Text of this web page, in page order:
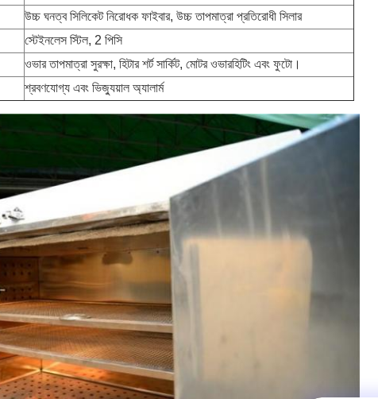
উচ্চ ঘনত্ব সিলিকেট নিরোধক ফাইবার, উচ্চ তাপমাত্রা প্রতিরোধী সিলার
স্টেইনলেস স্টিল, 2 পিসি
ওভার তাপমাত্রা সুরক্ষা, হিটার শর্ট সার্কিট, মোটর ওভারহিটিং এবং ফুটো।
শ্রবণযোগ্য এবং ভিজ্যুয়াল অ্যালার্ম